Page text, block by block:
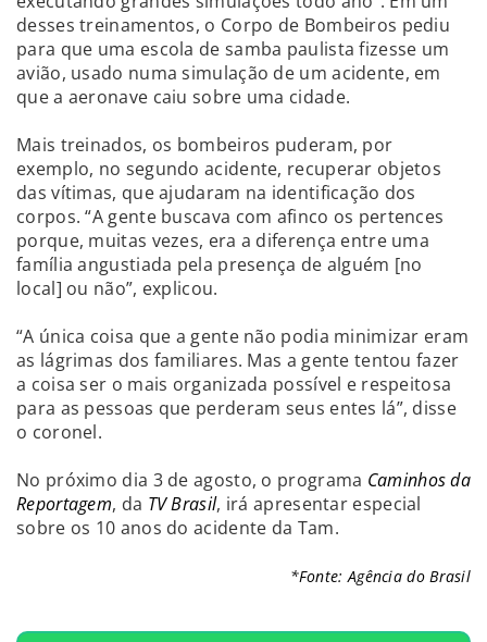
desses treinamentos, o Corpo de Bombeiros pediu
para que uma escola de samba paulista fizesse um
avião, usado numa simulação de um acidente, em
que a aeronave caiu sobre uma cidade.
Mais treinados, os bombeiros puderam, por
exemplo, no segundo acidente, recuperar objetos
das vítimas, que ajudaram na identificação dos
corpos. “A gente buscava com afinco os pertences
porque, muitas vezes, era a diferença entre uma
família angustiada pela presença de alguém [no
local] ou não”, explicou.
“A única coisa que a gente não podia minimizar eram
as lágrimas dos familiares. Mas a gente tentou fazer
a coisa ser o mais organizada possível e respeitosa
para as pessoas que perderam seus entes lá”, disse
o coronel.
No próximo dia 3 de agosto, o programa Caminhos da
Reportagem, da TV Brasil, irá apresentar especial
sobre os 10 anos do acidente da Tam.
*Fonte: Agência do Brasil